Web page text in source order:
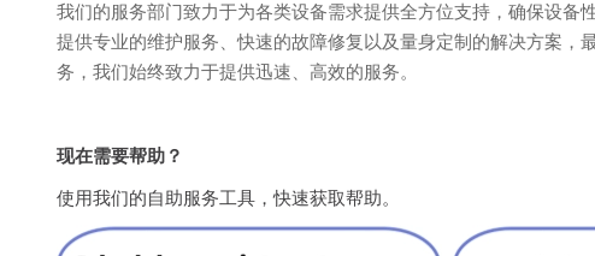
我们的服务部门致力于为各类设备需求提供全方位支持，确保设
提供专业的维护服务、快速的故障修复以及量身定制的解决方案
务，我们始终致力于提供迅速、高效的服务。
现在需要帮助？
使用我们的自助服务工具，快速获取帮助。